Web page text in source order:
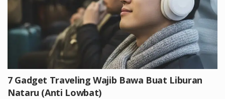
7 Gadget Traveling Wajib Bawa Buat Liburan
Nataru (Anti Lowbat)